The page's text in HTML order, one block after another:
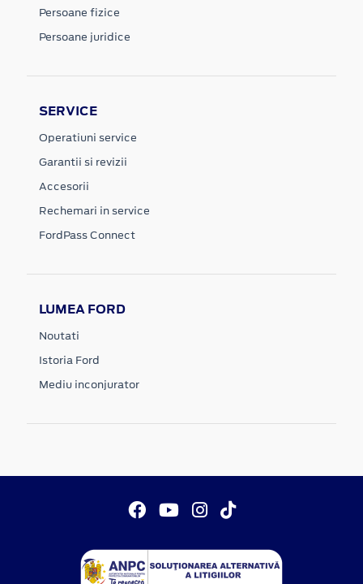
Persoane fizice
Persoane juridice
SERVICE
Operatiuni service
Garantii si revizii
Accesorii
Rechemari in service
FordPass Connect
LUMEA FORD
Noutati
Istoria Ford
Mediu inconjurator